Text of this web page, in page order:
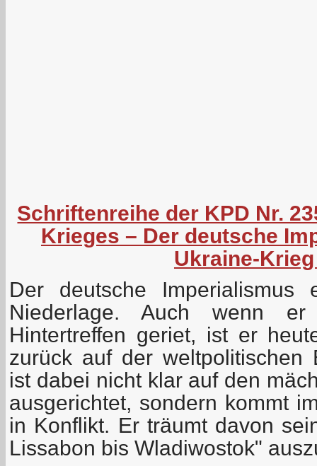
Schriftenreihe der KPD Nr.
Krieges – Der deutsche
Ukraine-Krieg
Der deutsche
Niederlage. Auch wenn
Hintertreffen geriet, ist er
zurück auf der weltpolitischen
ist dabei nicht klar auf den
ausgerichtet, sondern kommt
in Konflikt. Er träumt davon
Lissabon bis Wladiwostok"